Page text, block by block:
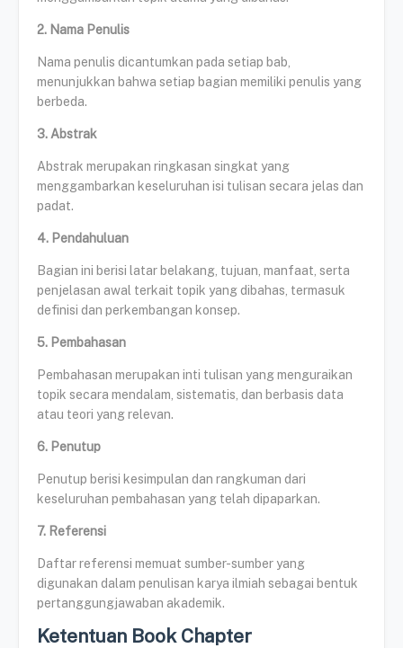
2. Nama Penulis
Nama penulis dicantumkan pada setiap bab,
menunjukkan bahwa setiap bagian memiliki penulis yang
berbeda.
3. Abstrak
Abstrak merupakan ringkasan singkat yang
menggambarkan keseluruhan isi tulisan secara jelas dan
padat.
4. Pendahuluan
Bagian ini berisi latar belakang, tujuan, manfaat, serta
penjelasan awal terkait topik yang dibahas, termasuk
definisi dan perkembangan konsep.
5. Pembahasan
Pembahasan merupakan inti tulisan yang menguraikan
topik secara mendalam, sistematis, dan berbasis data
atau teori yang relevan.
6. Penutup
Penutup berisi kesimpulan dan rangkuman dari
keseluruhan pembahasan yang telah dipaparkan.
7. Referensi
Daftar referensi memuat sumber-sumber yang
digunakan dalam penulisan karya ilmiah sebagai bentuk
pertanggungjawaban akademik.
Ketentuan Book Chapter